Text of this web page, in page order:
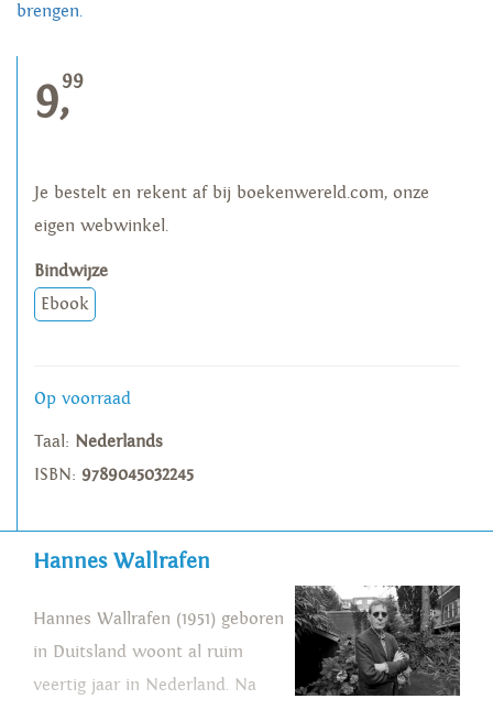
brengen.
9,99
Je bestelt en rekent af bij boekenwereld.com, onze
eigen webwinkel.
Bindwijze
Ebook
Op voorraad
Taal: Nederlands
ISBN: 9789045032245
Hannes Wallrafen
Hannes Wallrafen (1951) geboren
in Duitsland woont al ruim
veertig jaar in Nederland. Na